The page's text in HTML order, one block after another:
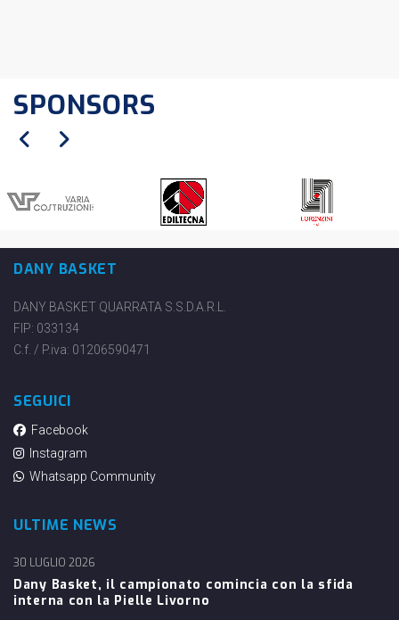
SPONSORS
DANY BASKET
DANY BASKET QUARRATA S.S.D.A.R.L.
FIP: 033134
C.f. / P.iva: 01206590471
SEGUICI
Facebook
Instagram
Whatsapp Community
ULTIME NEWS
Dany Basket, il campionato comincia con la sfida
interna con la Pielle Livorno
30 LUGLIO 2026